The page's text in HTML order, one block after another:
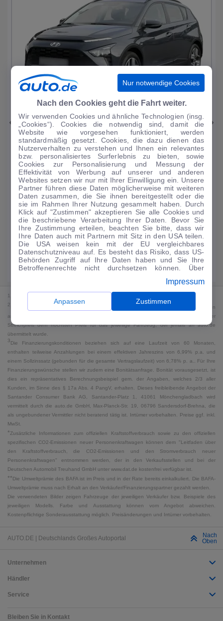
|15
Hyundai Bayon
1.0 T-GDI Trend Mild-Hybrid DAB/Sitzhzg.
19.196 km· 08/2023· Benzin·Automatik
Finanzierung Kaufen
159€/mtl.
Guter Preis4
0 € Anzahlung ·60 Monate ·Finanzierungs-Details
Angebot anfragen Rate anpassen
Kraftstoffverbrauch komb. 7,2 l/100 km · CO₂-Emissionen komb. 165 g/km
· CO₂-Klasse F · WLTP*
1
2 Bei dem Streichpreis handelt es sich für Neufahrzeuge und junge Gebrauchte um den
an auto.de übermittelten Listenpreis. Für alle anderen Fahrzeuge entspricht der
Streichpreis dem höchsten Preis für das jeweilige Fahrzeug, der jemals an auto.de
übermittelt wurde.
3Die Finanzierungskonditionen beziehen sich auf eine Laufzeit von 60 Monaten,
enthalten teilweise Anzahlungen bei einem effektiven Jahreszins von 6,99% p.a. und
einem Sollzinssatz (gebunden für die gesamte Vertragslaufzeit) von 6,78% p. a.. Für Ihre
Finanzierungswünsche stellen wir zudem eine Bonitätsanfrage. Bonität vorausgesetzt, ist
dies ein repräsentatives Berechnungsbeispiel gem. der Angaben, welches 2/3 aller
Kunden, im Sinne des § 17a Abs. 4 PangV, erhalten. Dieses freibleibende Angebot der
Santander Consumer Bank AG, Santander-Platz 1, 41061 Mönchengladbach wird
vermittelt durch die auto.de GmbH, Max-Planck-Str. 19, 06796 Sandersdorf-Brehna, die
als ungebundener Vermittler nicht beratend tätig ist. Irrtümer vorbehalten. Preise ggf. inkl.
MwSt.
*Zusätzliche Informationen zum offiziellen Kraftstoffverbrauch sowie zu den offiziellen
spezifischen CO2-Emissionen neuer Personenkraftwagen können dem "Leitfaden über
den Kraftstoffverbrauch, die CO2-Emissionen und den Stromverbrauch neuer
Personenkraftwagen" entnommen werden, der in den Verkaufsstellen und bei der
Deutschen Automobil Treuhand GmbH unter www.dat.de kostenfrei verfügbar ist.
**Die Umweltprämie des BAFA ist im Preis und in der Rate bereits einkalkuliert. Die BAFA-
Umweltprämie muss nach Erhalt an den Verkäufer/Finanzierungspartner gezahlt werden.
Die verwendeten Bilder zeigen Fahrzeuge der jeweiligen Verkäufer bzw. Beispiele des
jeweiligen Modells. Farbe und Ausstattung können vom Angebot abweichen.
Kostenpflichtige Sonderausstattung möglich. Preisänderungen und Irrtümer vorbehalten.
AUTO.DE | Deutschlands Großes Autoportal
Nach
Oben
Unternehmen
Händler
Service
Bleiben Sie in Kontakt
Nur notwendige Cookies
Nach den Cookies geht die Fahrt weiter.
Wir verwenden Cookies und ähnliche Technologien (insg.
„Cookies“). Cookies die notwendig sind, damit die
Website wie vorgesehen funktioniert, werden
standardmäßig gesetzt. Cookies, die dazu dienen das
Nutzerverhalten zu verstehen und Ihnen ein relevantes
bzw. personalisiertes Surferlebnis zu bieten, sowie
Cookies zur Personalisierung und Messung der
Effektivität von Werbung auf unserer und anderen
Websites setzen wir nur mit Ihrer Einwilligung ein. Unsere
Partner führen diese Daten möglicherweise mit weiteren
Daten zusammen, die Sie ihnen bereitgestellt oder die
sie im Rahmen Ihrer Nutzung gesammelt haben. Durch
Klick auf "Zustimmen" akzeptieren Sie alle Cookies und
die beschriebene Verarbeitung Ihrer Daten. Bevor Sie
Ihre Zustimmung erteilen, beachten Sie bitte, dass wir
Ihre Daten auch mit Partnern mit Sitz in den USA teilen.
Die USA weisen kein mit der EU vergleichbares
Datenschutzniveau auf. Es besteht das Risiko, dass US-
Behörden Zugriff auf Ihre Daten haben und Sie Ihre
Betroffenenrechte nicht durchsetzen können. Über
anpassen. Dies ist auch später jederzeit im Bereich
Cookie-Richtliniemöglich. Weitere Informationen finden
Sie in unsererDatenschutzerklärung .
Impressum
Anpassen Zustimmen